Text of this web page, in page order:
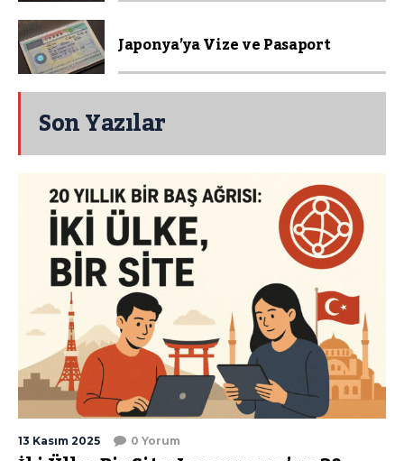
Japonya’ya Vize ve Pasaport
Son Yazılar
13 Kasım 2025 0 Yorum